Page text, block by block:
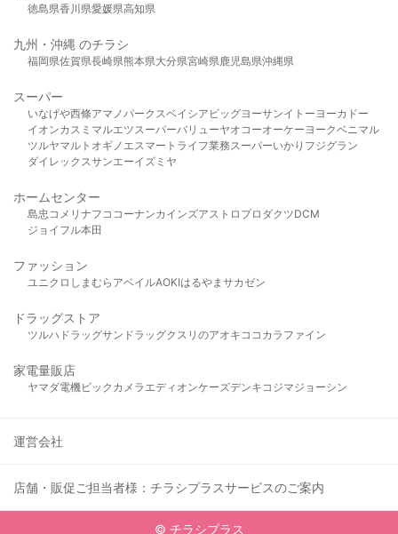
徳島県香川県愛媛県高知県
九州・沖縄 のチラシ
福岡県佐賀県長崎県熊本県大分県宮崎県 鹿児島県沖縄県
スーパー
いなげや西條アマノパークスベイシア ビッグヨーサンイトーヨーカドー
イオンカスミ マルエツ スーパーバリューヤオコーオーケー ヨークベニマル
ツルヤマルト オギノ エスマート ライフ業務スーパーいかり フジグラン
ダイレックスサンエーイズミヤ
ホームセンター
島忠 コメリ ナフコ コーナンカインズアストロプロダクツDCM
ジョイフル本田
ファッション
ユニクロ しまむら アベイルAOKIはるやま サカゼン
ドラッグストア
ツルハドラッグサンドラッグクスリのアオキ ココカラファイン
家電量販店
ヤマダ電機ビックカメラ エディオンケーズデンキ コジマジョーシン
運営会社
店舗・販促ご担当者様：チラシプラスサービスのご案内
© チラシプラス